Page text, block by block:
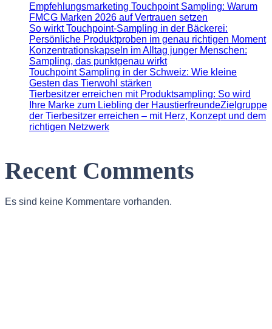
Empfehlungsmarketing Touchpoint Sampling: Warum
FMCG Marken 2026 auf Vertrauen setzen
So wirkt Touchpoint-Sampling in der Bäckerei:
Persönliche Produktproben im genau richtigen Moment
Konzentrationskapseln im Alltag junger Menschen:
Sampling, das punktgenau wirkt
Touchpoint Sampling in der Schweiz: Wie kleine
Gesten das Tierwohl stärken
Tierbesitzer erreichen mit Produktsampling: So wird
Ihre Marke zum Liebling der HaustierfreundeZielgruppe
der Tierbesitzer erreichen – mit Herz, Konzept und dem
richtigen Netzwerk
Recent Comments
Es sind keine Kommentare vorhanden.